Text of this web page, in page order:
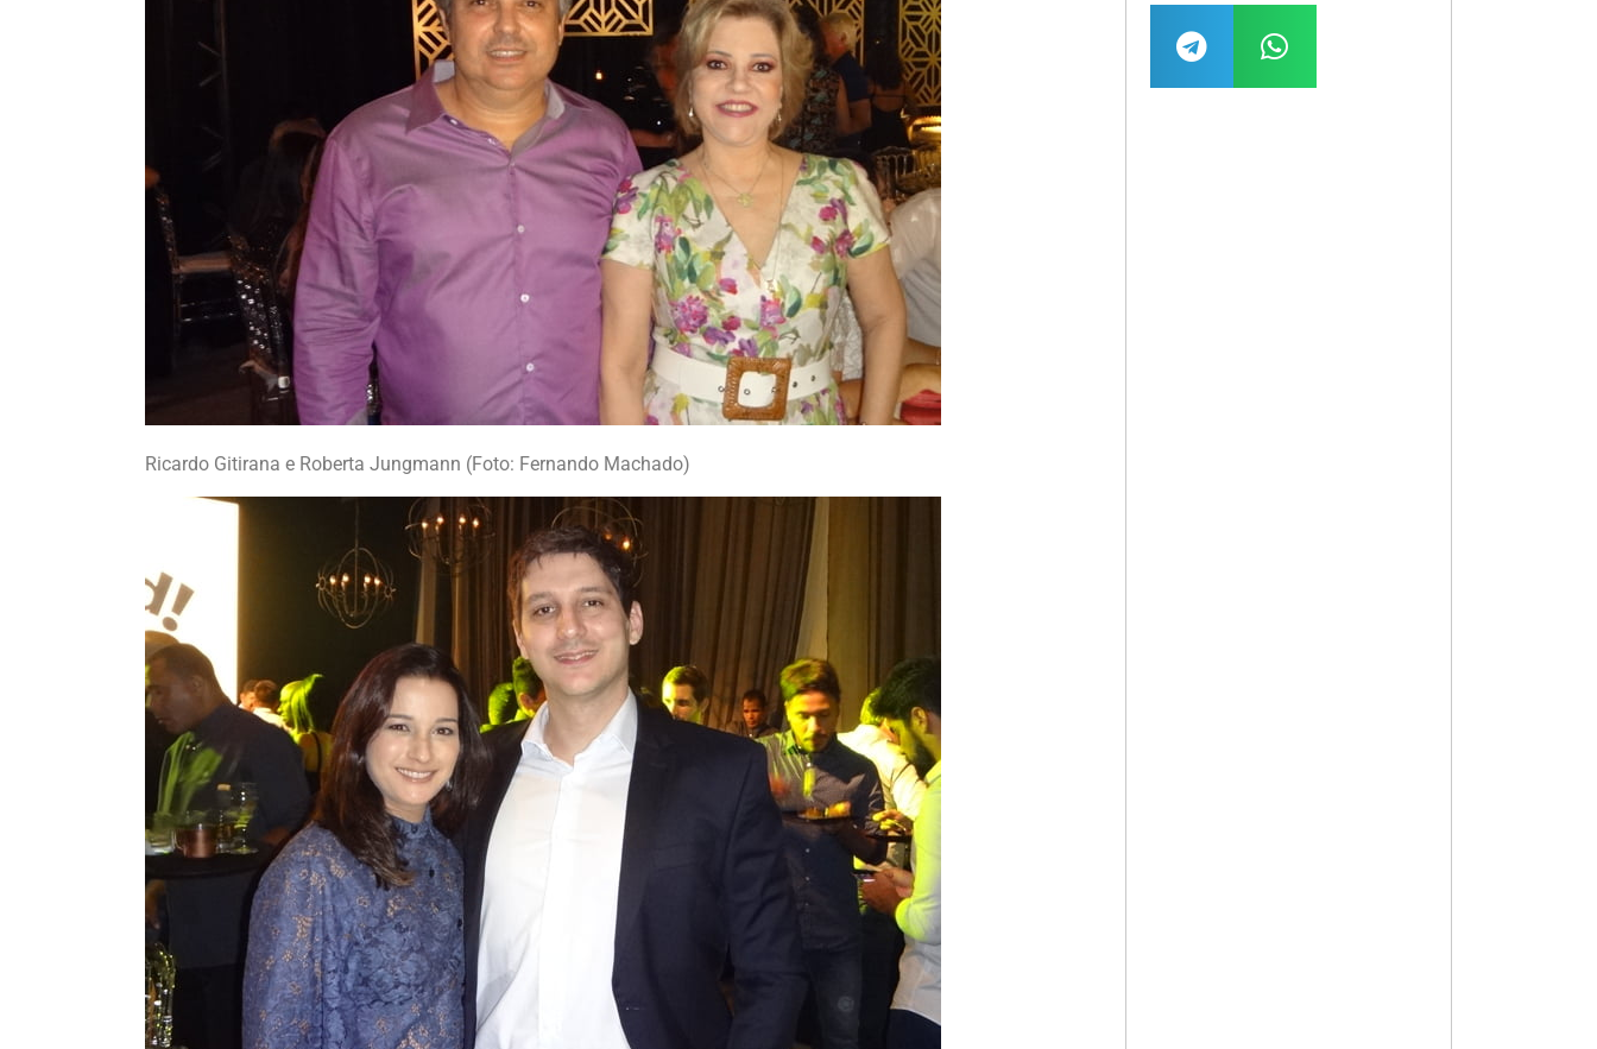
Ricardo Gitirana e Roberta Jungmann (Foto: Fernando Machado)